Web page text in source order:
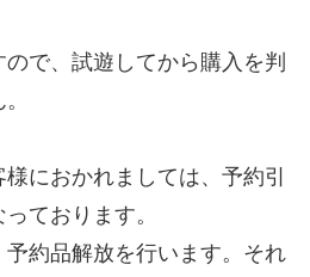
で、試遊してから購入を判
におかれましては、予約引
ております。
予約品解放を行います。それ